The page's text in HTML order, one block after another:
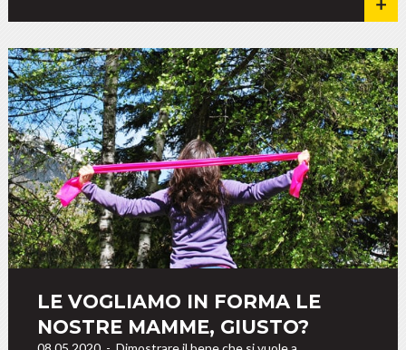
LE VOGLIAMO IN FORMA LE
NOSTRE MAMME, GIUSTO?